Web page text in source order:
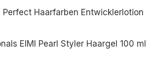
Perfect Haarfarben Entwicklerlotion
EIMI Pearl Styler Haargel 100 ml